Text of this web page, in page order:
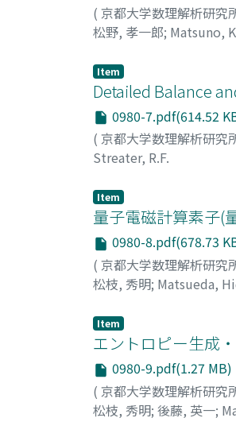
( 京都大学数理解析研究
松野, 孝一郎; Matsuno,
Item
Detailed Balance
0980-7.pdf(614.52
( 京都大学数理解析研究
Streater, R.F.
Item
量子電磁計算素子(
0980-8.pdf(678.73
( 京都大学数理解析研究
松枝, 秀明; Matsueda,
Item
エントロピー生成
0980-9.pdf(1.27 MB)
( 京都大学数理解析研究
松枝, 秀明; 後藤, 英一;